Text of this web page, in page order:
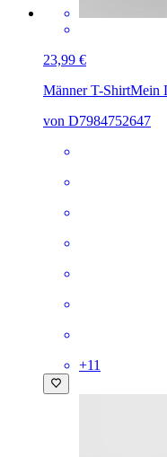
23,99 €
Männer T-ShirtMein
von D7984752647
+11